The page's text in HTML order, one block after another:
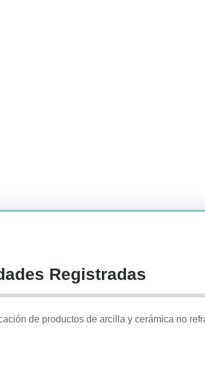
Registradas
de productos de arcilla y cerámica no